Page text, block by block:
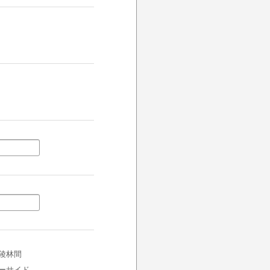
林間